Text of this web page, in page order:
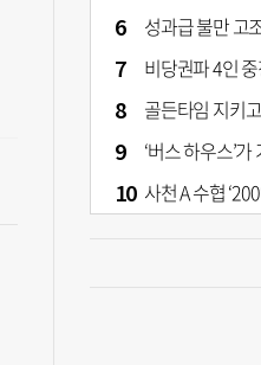
성과급 불만 고조 SK하
비당권파 4인 중징계 강
골든타임 지키고, 600km 날
‘버스 하우스’가 기름
사천 A 수협 ‘200억 규모